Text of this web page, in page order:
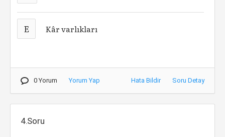
E Kâr varlıkları
0 Yorum Yorum Yap Hata Bildir Soru Detay
4.Soru